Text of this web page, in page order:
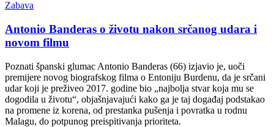
Zabava
Antonio Banderas o životu nakon srčanog udara i
novom filmu
Poznati španski glumac Antonio Banderas (66) izjavio je, uoči
premijere novog biografskog filma o Entoniju Burdenu, da je srčani
udar koji je preživeo 2017. godine bio „najbolja stvar koja mu se
dogodila u životu“, objašnjavajući kako ga je taj događaj podstakao
na promene iz korena, od prestanka pušenja i povratka u rodnu
Malagu, do potpunog preispitivanja prioriteta.